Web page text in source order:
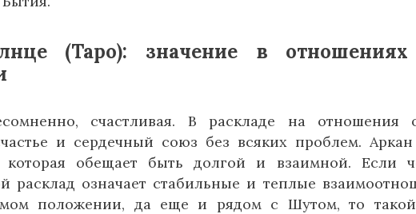
(Таро): значение в
счастливая. В раскладе на отношения
и сердечный союз без всяких проблем.
обещает быть долгой и взаимной. Если
расклад означает стабильные и теплые
положении, да еще и рядом с Шутом, то такой